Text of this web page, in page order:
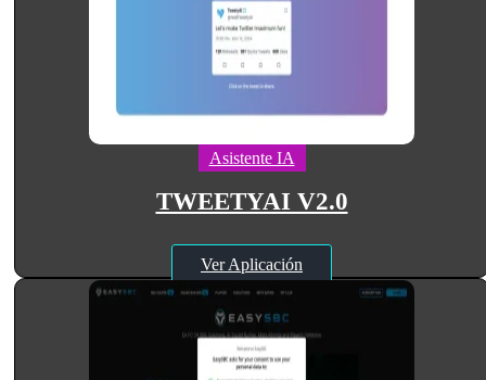
Asistente IA
TWEETYAI V2.0
Ver Aplicación